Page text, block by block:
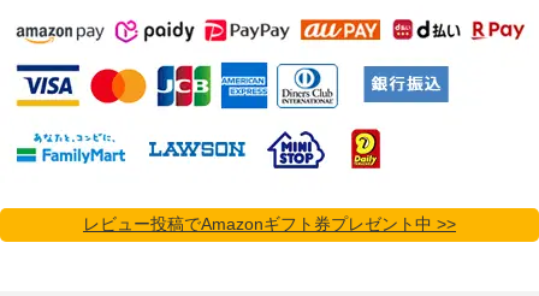
レビュー投稿でAmazonギフト券プレゼント中 >>